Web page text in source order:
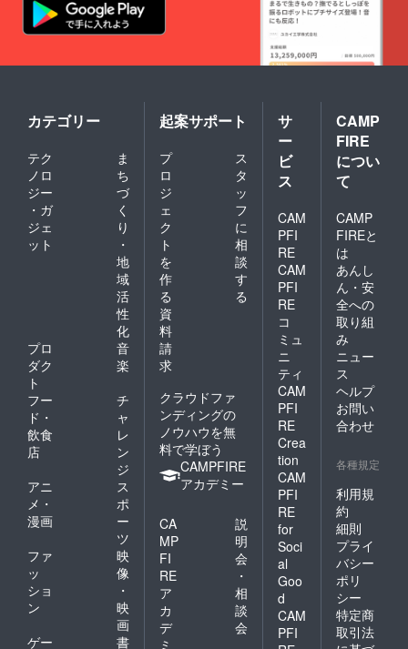
カテゴリー
テク
ノロ
ジー
・ガ
ジェ
ット
ま
ち
づ
く
り
・
地
域
活
性
化
プロ
ダク
ト
音
楽
フー
ド・
飲食
店
チ
ャ
レ
ン
ジ
アニ
メ・
漫画
ス
ポ
ー
ツ
ファ
ッ
ショ
ン
映
像
・
映
画
ゲー
書
起案サポート
プ
ロ
ジ
ェ
ク
ト
を
作
る
ス
タ
ッ
フ
に
相
談
す
る
資
料
請
求
クラウドファ
ンディングの
ノウハウを無
料で学ぼう
CAMPFIRE
アカデミー
CA
MP
FI
RE
ア
カ
デ
ミ
説
明
会
・
相
談
会
サ
ー
ビ
ス
CAM
PFI
RE
CAM
PFI
RE
コ
ミュ
ニ
ティ
CAM
PFI
RE
Crea
tion
CAM
PFI
RE
for
Soci
al
Goo
d
CAM
PFI
CAMP
FIRE
につい
て
CAMP
FIREと
は
あんし
ん・安
全への
取り組
み
ニュー
ス
ヘルプ
お問い
合わせ
各種規定
利用規
約
細則
プライ
バシー
ポリ
シー
特定商
取引法